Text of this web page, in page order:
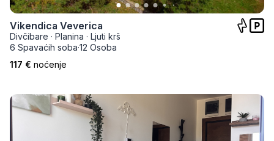
Vikendica Veverica
Divčibare · Planina · Ljuti krš
6 Spavaćih soba·12 Osoba
117 € noćenje